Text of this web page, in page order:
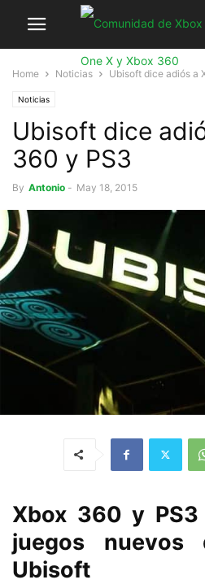
Home Noticias Ubisoft dice adiós a
Noticias
Ubisoft dice
360 y PS3
By Antonio - May 18, 2015
Xbox 360 y
juegos
Ubisoft